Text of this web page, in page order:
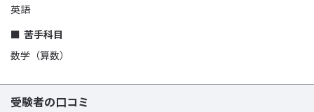
英語
苦手科目
数学（算数）
受験者の口コミ